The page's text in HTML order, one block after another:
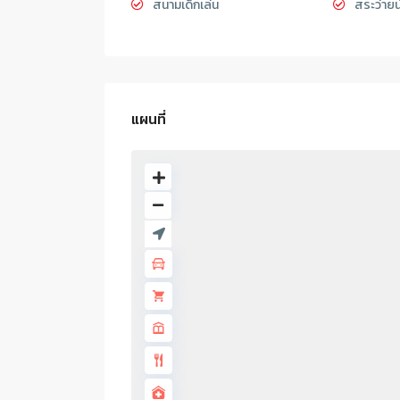
สนามเด็กเล่น
สระว่าย
แผนที่